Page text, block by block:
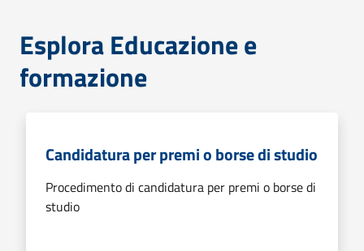
Esplora Educazione e
formazione
Candidatura per premi o borse di studio
Procedimento di candidatura per premi o borse di
studio